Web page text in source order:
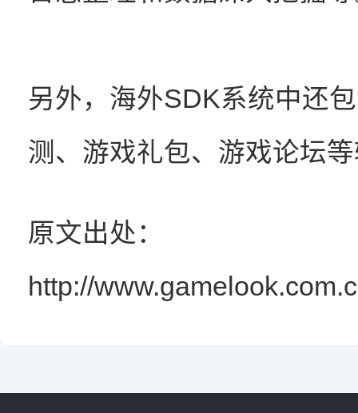
另外，海外SDK系统中还
测、游戏礼包、游戏论坛
原文出处：
http://www.